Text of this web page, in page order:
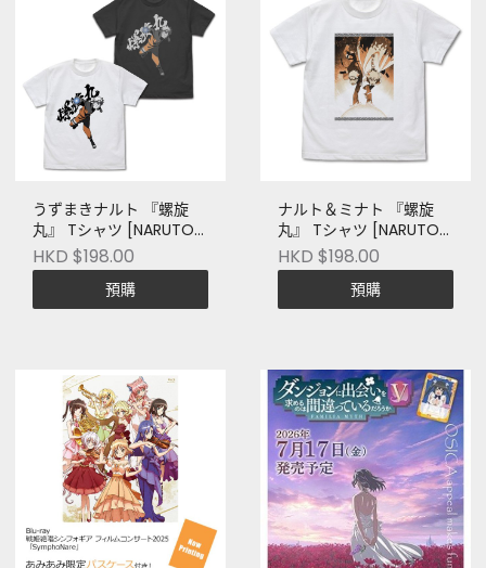
うずまきナルト 『螺旋
丸』 Tシャツ [NARUTO-
ナルト- 疾風伝]
HKD $198.00
預購
ナルト＆ミナト 『螺旋
丸』 Tシャツ [NARUTO-
ナルト- 疾風伝]
HKD $198.00
預購